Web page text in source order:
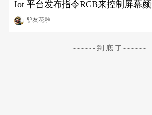
Iot 平台发布指令RGB来控制屏幕
驴友花雕
------到底了------